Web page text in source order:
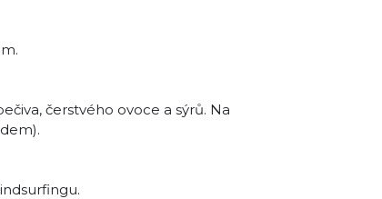
čerstvého ovoce a sýrů. Na